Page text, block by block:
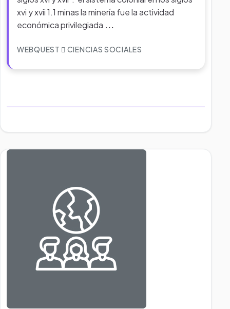
xvi y xvii 1.1 minas la minería fue la actividad
económica privilegiada ...
WEBQUEST CIENCIAS SOCIALES